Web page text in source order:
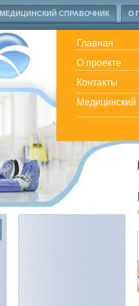
МЕДИЦИНСКИЙ СПРАВОЧНИК О
Главная
О проекте
Контакты
Медицинский